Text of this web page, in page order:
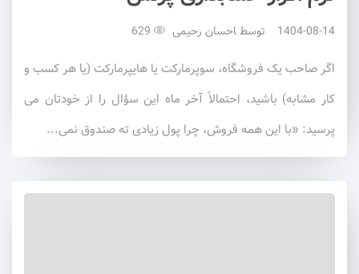
1404-08-14 توسط احسان رحیمی
اگر صاحب یک فروشگاه، سوپرمارکت یا هایپرمارکت (یا هر کسب و
کار مشابه) باشید، احتمالاً آخر ماه این سؤال را از خودتان می
پرسید: «با این همه فروش، چرا پول زیادی ته صندوق نمی...